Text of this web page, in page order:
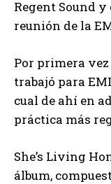
Regent Sound
reunión de la
Por primera vez
trabajó para
cual de ahí en
práctica más
She’s Living
álbum,